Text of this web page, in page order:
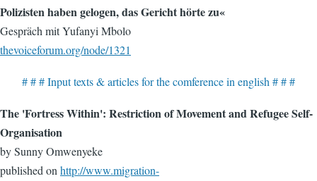
Polizisten haben gelogen, das Gericht hörte zu«
Gespräch mit Yufanyi Mbolo
thevoiceforum.org/node/1321
# # # Input texts & articles for the comference in english # # #
The 'Fortress Within': Restriction of Movement and Refugee Self-
Organisation
by Sunny Omwenyeke
published on http://www.migration-